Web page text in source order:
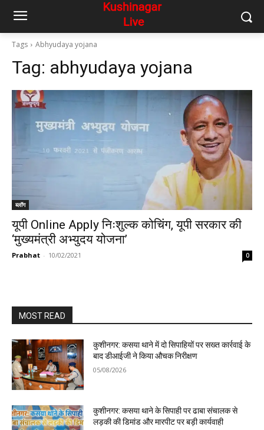
Tags Abhyudaya yojana
Tag: abhyudaya yojana
ब्लॉग
यूपी Online Apply निःशुल्क कोचिंग, यूपी सरकार की
‘मुख्यमंत्री अभ्युदय योजना’
Prabhat - 10/02/2021 0
MOST READ
कुशीनगर: कसया थाने में दो सिपाहियों पर सख्त कार्रवाई के
बाद डीआईजी ने किया औचक निरीक्षण
05/08/2026
कुशीनगर: कसया थाने के सिपाही पर ढाबा संचालक से
लड़की की डिमांड और मारपीट पर बड़ी कार्यवाही